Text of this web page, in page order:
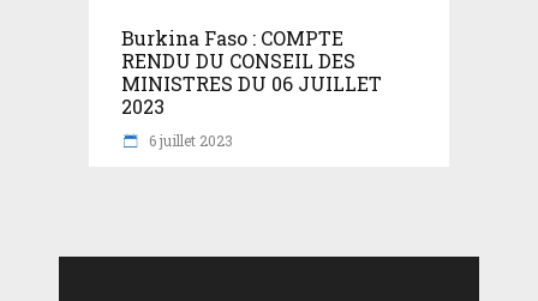
Burkina Faso : COMPTE
RENDU DU CONSEIL DES
MINISTRES DU 06 JUILLET
2023
6 juillet 2023